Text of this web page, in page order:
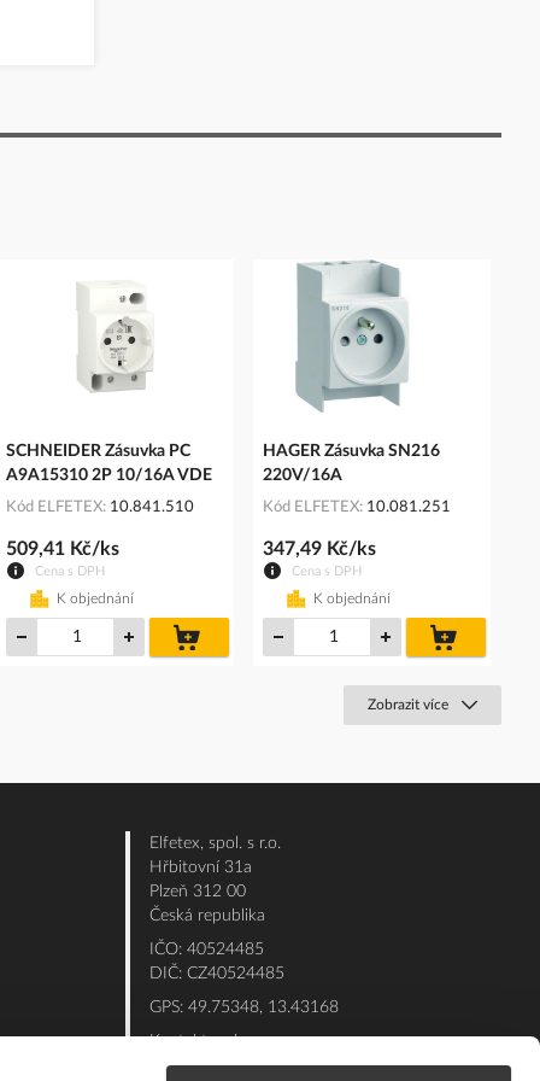
SCHNEIDER Zásuvka PC
A9A15310 2P 10/16A VDE
Kód ELFETEX 10.841.510
Cena s DPH
509,41 Kč/ks
K objednání
košíku
HAGER Zásuvka SN216
220V/16A
Kód ELFETEX 10.081.251
Cena s DPH
347,49 Kč/ks
K objednání
košíku
Zobrazit více
Elfetex, spol. s r.o.
Hřbitovní 31a
Plzeň 312 00
Česká republika
IČO: 40524485
DIČ: CZ40524485
GPS: 49.75348, 13.43168
Kontakt e-shop:
Po - Pá: 7:00 - 15:30